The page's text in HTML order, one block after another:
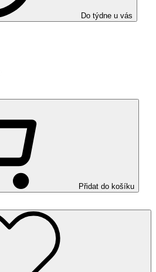
Do týdne u vás
Přidat do košíku